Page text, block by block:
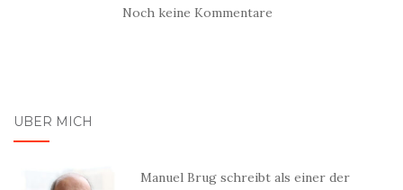
Noch keine Kommentare
ÜBER MICH
Manuel Brug schreibt als einer der